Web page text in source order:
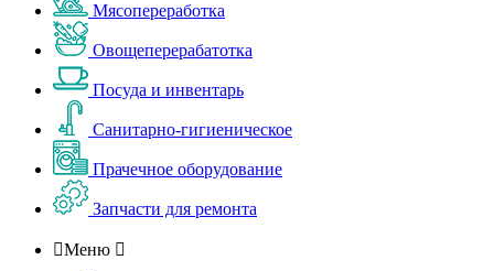
Мясопереработка
Овощеперерабатотка
Посуда и инвентарь
Санитарно-гигиеническое
Прачечное оборудование
Запчасти для ремонта
Меню 